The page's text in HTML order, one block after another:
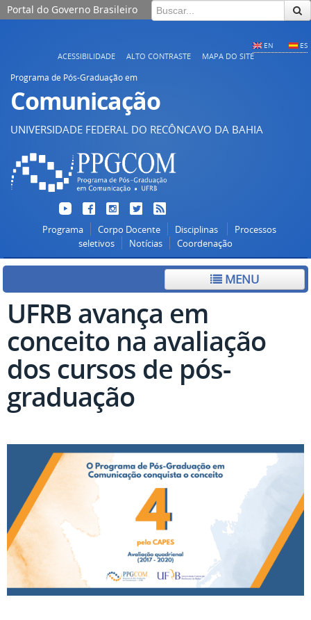
Portal do Governo Brasileiro
EN ES
ACESSIBILIDADE ALTO CONTRASTE MAPA DO SITE
Programa de Pós-Graduação em
Comunicação
UNIVERSIDADE FEDERAL DO RECÔNCAVO DA BAHIA
Programa Corpo Docente Disciplinas
Processos
seletivos
Notícias Coordenação
MENU
UFRB avança em
conceito na avaliação
dos cursos de pós-
graduação